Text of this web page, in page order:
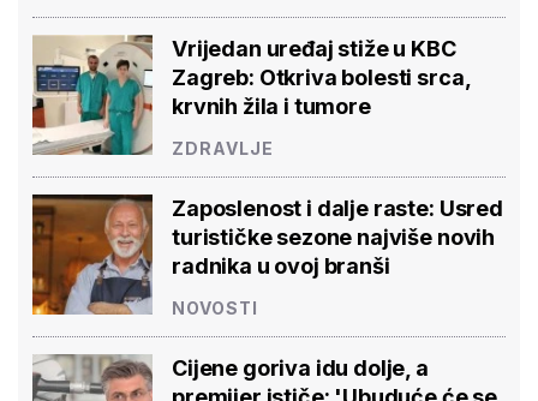
Vrijedan uređaj stiže u KBC
Zagreb: Otkriva bolesti srca,
krvnih žila i tumore
ZDRAVLJE
Zaposlenost i dalje raste: Usred
turističke sezone najviše novih
radnika u ovoj branši
NOVOSTI
Cijene goriva idu dolje, a